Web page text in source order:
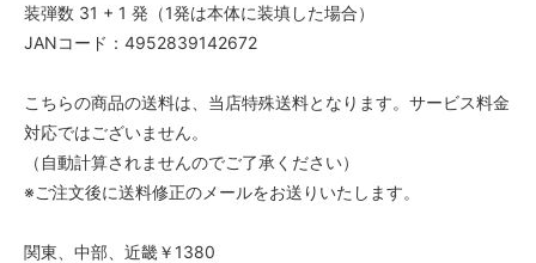
装弾数 31 + 1 発（1発は本体に装填した場合）
JANコード：4952839142672
こちらの商品の送料は、当店特殊送料となります。サービス料金
対応ではございません。
（自動計算されませんのでご了承ください）
※ご注文後に送料修正のメールをお送りいたします。
関東、中部、近畿￥1380